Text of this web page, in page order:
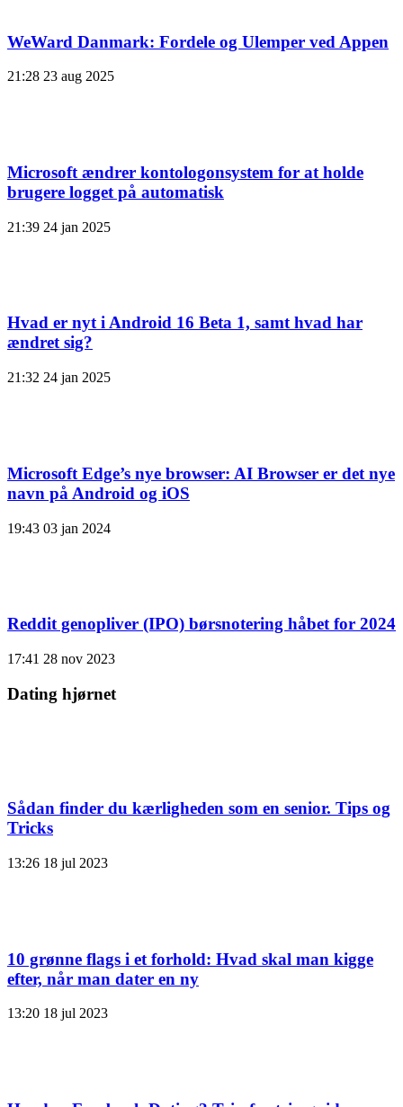
WeWard Danmark: Fordele og Ulemper ved Appen
21:28 23 aug 2025
Microsoft ændrer kontologonsystem for at holde
brugere logget på automatisk
21:39 24 jan 2025
Hvad er nyt i Android 16 Beta 1, samt hvad har
ændret sig?
21:32 24 jan 2025
Microsoft Edge’s nye browser: AI Browser er det nye
navn på Android og iOS
19:43 03 jan 2024
Reddit genopliver (IPO) børsnotering håbet for 2024
17:41 28 nov 2023
Dating hjørnet
Sådan finder du kærligheden som en senior. Tips og
Tricks
13:26 18 jul 2023
10 grønne flags i et forhold: Hvad skal man kigge
efter, når man dater en ny
13:20 18 jul 2023